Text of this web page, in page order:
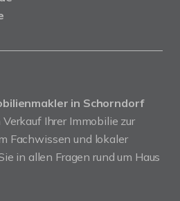
in Schorndorf
Ihrer Immobilie zur
Fachwissen und lokaler
in allen Fragen rund um Haus